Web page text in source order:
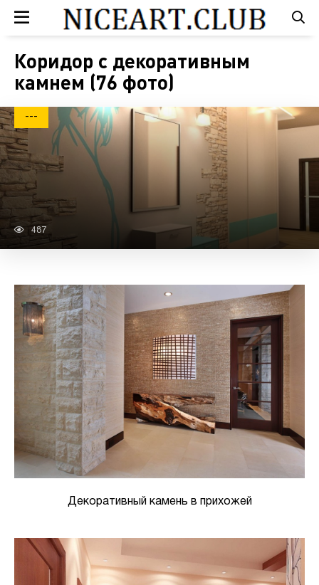
Коридор с декоративным
камнем (76 фото)
---
487
Декоративный камень в прихожей